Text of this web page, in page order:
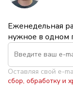
Еженедельная
нужное в одном
Оставляя свой e-
сбор, обработку и